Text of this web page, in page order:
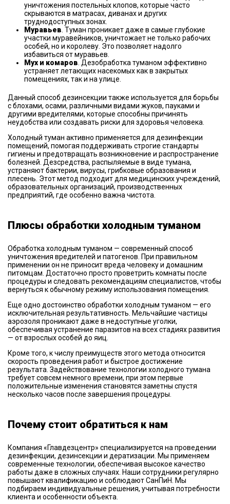
уничтожения постельных клопов, которые часто
скрываются в матрасах, диванах и других
труднодоступных зонах.
Муравьев . Туман проникает даже в самые глубокие
участки муравейников, уничтожает не только рабочих
особей, но и королеву. Это позволяет надолго
избавиться от муравьев.
Мух и комаров . Дезобработка туманом эффективно
устраняет летающих насекомых как в закрытых
помещениях, так и на улице.
Данный способ дезинсекции также используется для борьбы
с блохами, осами, различными видами жуков, пауками и
другими вредителями, которые способны причинять
неудобства или создавать риски для здоровья человека.
Холодный туман активно применяется для дезинфекции
помещений, помогая поддерживать строгие стандарты
гигиены и предотвращать возникновение и распространение
болезней. Дезсредства, распыляемые в виде тумана,
устраняют бактерии, вирусы, грибковые образования и
плесень. Этот метод подходит для медицинских учреждений,
образовательных организаций, производственных
предприятий, где особенно важна чистота.
Плюсы обработки холодным туманом
Обработка холодным туманом — современный способ
уничтожения вредителей и патогенов. При правильном
применении он не приносит вреда человеку и домашним
питомцам. Достаточно просто проветрить комнаты после
процедуры и следовать рекомендациям специалистов, чтобы
вернуться к обычному режиму использования помещения.
Еще одно достоинство обработки холодным туманом — его
исключительная результативность. Мельчайшие частицы
аэрозоля проникают даже в недоступные уголки,
обеспечивая устранение паразитов на всех стадиях развития
— от взрослых особей до яиц.
Кроме того, к числу преимуществ этого метода относится
скорость проведения работ и быстрое достижение
результата. Задействование технологии холодного тумана
требует совсем немного времени, при этом первые
положительные изменения становятся заметны спустя
несколько часов после завершения процедуры.
Почему стоит обратиться к нам
Компания «Главдезцентр» специализируется на проведении
дезинфекции, дезинсекции и дератизации. Мы применяем
современные технологии, обеспечивая высокое качество
работы даже в сложных случаях. Наши сотрудники регулярно
повышают квалификацию и соблюдают СанПиН. Мы
подбираем индивидуальные решения, учитывая потребности
клиента и особенности объекта.